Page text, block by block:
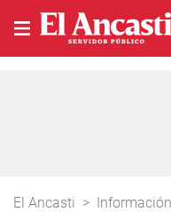
El Ancasti >